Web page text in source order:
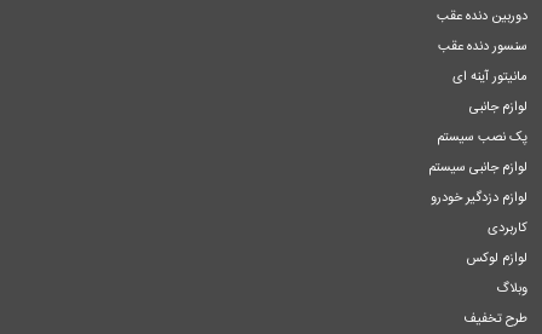
دوربین دنده عقب
سنسور دنده عقب
مانیتور آینه ای
لوازم جانبی
پک نصب سیستم
لوازم جانبی سیستم
لوازم دزدگیر خودرو
کاربردی
لوازم لوکس
وبلاگ
طرح تخفیف